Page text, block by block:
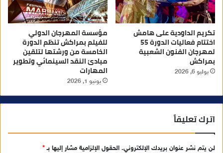
تكريم الداودية على هامش
اختتام فعاليات الدورة 55
لمهرجان الفنون الشعبية
بمراكش
يوليو 6, 2026
مؤسسة المهرجان الدولي
للفيلم بمراكش تنظم الدورة
الخامسة من ورشتها لتلقين
مبادئ النقد السينمائي وتطوير
المهارات
يونيو 1, 2026
اترك تعليقاً
لن يتم نشر عنوان بريدك الإلكتروني. الحقول الإلزامية مشار إليها بـ*